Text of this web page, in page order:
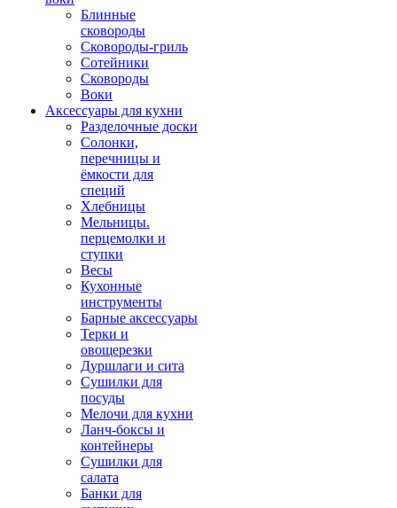
Блинные
сковороды
Сковороды-гриль
Сотейники
Сковороды
Воки
Аксессуары для кухни
Разделочные доски
Солонки,
перечницы и
ёмкости для
специй
Хлебницы
Мельницы.
перцемолки и
ступки
Весы
Кухонные
инструменты
Барные аксессуары
Терки и
овощерезки
Дуршлаги и сита
Сушилки для
посуды
Мелочи для кухни
Ланч-боксы и
контейнеры
Сушилки для
салата
Банки для